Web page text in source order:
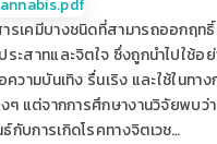
เคมีบางชนิดที่สามารถออกฤท
ะสาทและจิตใจ ซึ่งถูกนำไปใช้อ
ความบันเทิง รื่นเริง และใช้ในทา
ๆ แต่จากการศึกษางานวิจัยพบว่
บการเกิดโรคทางจิตเวช…